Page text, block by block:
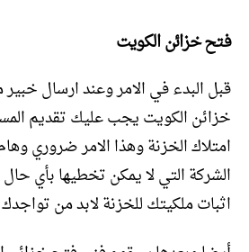
فتح خزائن الكويت
قبل البدء في الامر وعند ارسال
خزائن الكويت يجب عليك تقديم
امتلاك الخزنة وهذا الامر ضروري
الشركة التي لا يمكن تخطيها بأي
اثبات ملكيتك للخزنة لابد من تواجدك